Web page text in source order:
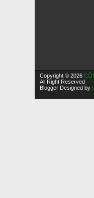
Copyright © 2026
All Right Reserved
Blogger Designed by